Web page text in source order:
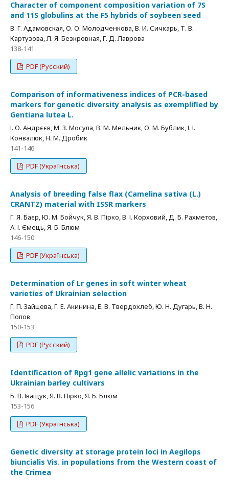
Character of component composition variation of 7S
and 11S globulins at the F5 hybrids of soybeen seed
В. Г. Адамовская, О. О. Молодченкова, В. И. Сичкарь, Т. В.
Картузова, Л. Я. Безкровная, Г. Д. Лаврова
138-141
PDF (Русский)
Comparison of informativeness indices of PCR-based
markers for genetic diversity analysis as exemplified by
Gentiana lutea L.
І. О. Андрєєв, М. З. Мосула, В. М. Мельник, О. М. Бублик, І. І.
Конвалюк, Н. М. Дробик
141-146
PDF (Українська)
Analysis of breeding false flax (Camelina sativa (L.)
CRANTZ) material with ISSR markers
Г. Я. Баєр, Ю. М. Бойчук, Я. В. Пірко, В. І. Корховий, Д. Б. Рахметов,
А. І. Ємець, Я. Б. Блюм
146-150
PDF (Українська)
Determination of Lr genes in soft winter wheat
varieties of Ukrainian selection
Г. П. Зайцева, Г. Е. Акинина, Е. В. Твердохлеб, Ю. Н. Дугарь, В. Н.
Попов
150-153
PDF (Русский)
Identification of Rpg1 gene allelic variations in the
Ukrainian barley cultivars
Б. В. Іващук, Я. В. Пірко, Я. Б. Блюм
153-156
PDF (Українська)
Genetic diversity at storage protein loci in Aegilops
biuncialis Vis. in populations from the Western coast of
the Crimea